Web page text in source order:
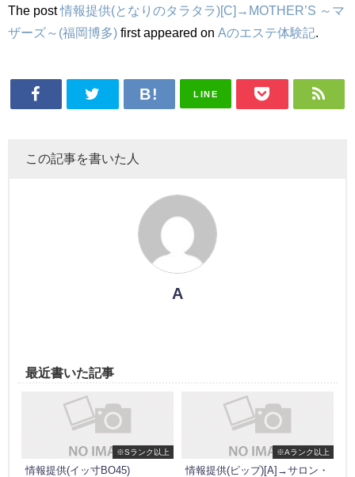
The post情報提供(となりのタラタラ)[C]→MOTHER’S ～マ
ザーズ～(福岡博多) first appeared on Aのエステ体験記
LINE
この記事を書いた人
A
最近書いた記事
※Sランク以上
情報提供(イッ寸BO45)
※Aランク以上
情報提供(ピップ)[A]→サロン・